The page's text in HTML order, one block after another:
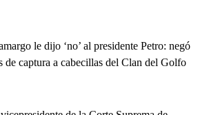
le dijo ‘no’ al presidente Petro: negó
de captura a cabecillas del Clan del Golfo